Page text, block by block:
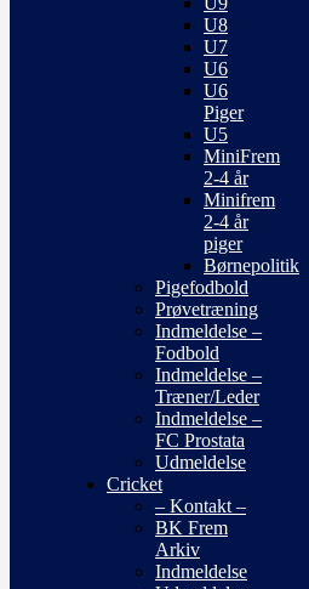
U8
U7
U6
U6
Piger
U5
MiniFrem
2-4 år
Minifrem
2-4 år
piger
Børnepolitik
Pigefodbold
Prøvetræning
Indmeldelse –
Fodbold
Indmeldelse –
Træner/Leder
Indmeldelse –
FC Prostata
Udmeldelse
Cricket
– Kontakt –
BK Frem
Arkiv
Indmeldelse